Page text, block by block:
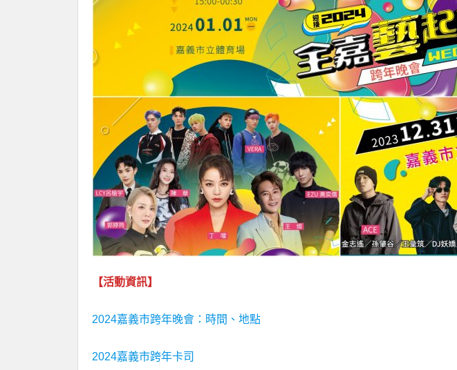
【活動資訊】
2024嘉義市跨年晚會：時間、地點
2024嘉義市跨年卡司